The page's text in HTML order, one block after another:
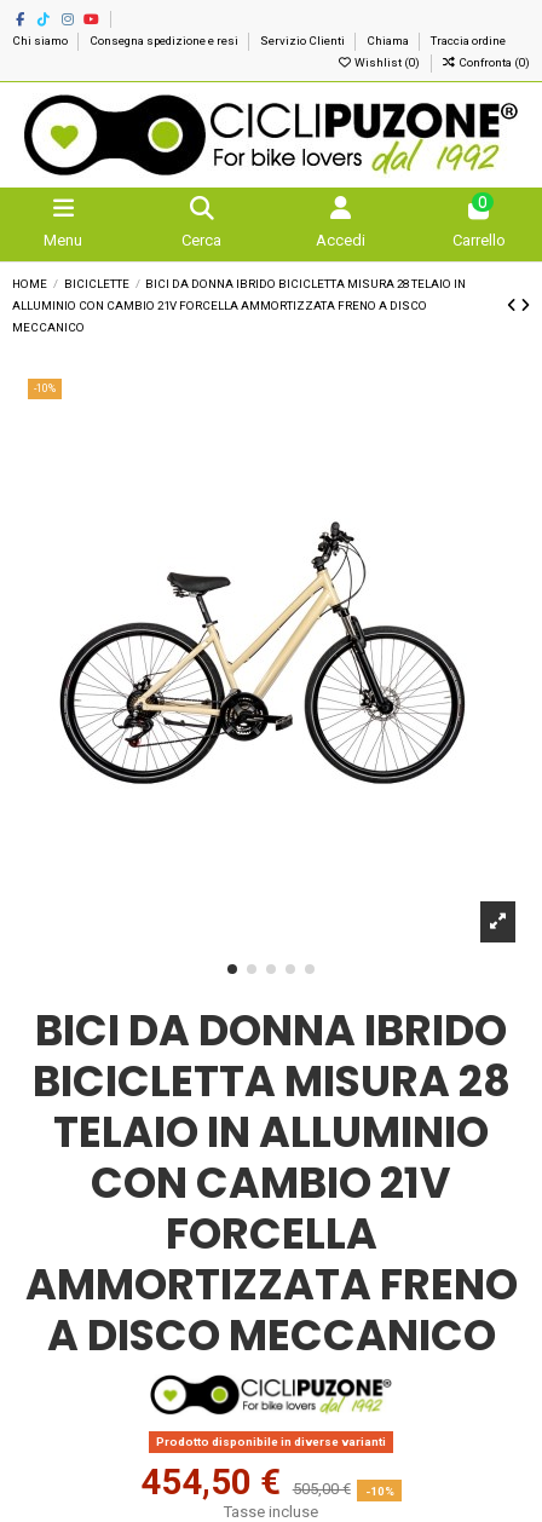
Chi siamo Consegna spedizione e resi Servizio Clienti Chiama
Traccia ordine
Wishlist (0) Confronta (0)
Menu Cerca Accedi
0
Carrello
HOME BICICLETTE
BICI DA DONNA IBRIDO BICICLETTA MISURA 28 TELAIO IN
ALLUMINIO CON CAMBIO 21V FORCELLA AMMORTIZZATA FRENO A DISCO
MECCANICO
-10%
BICI DA DONNA IBRIDO
BICICLETTA MISURA 28
TELAIO IN ALLUMINIO
CON CAMBIO 21V
FORCELLA
AMMORTIZZATA FRENO
A DISCO MECCANICO
Prodotto disponibile in diverse varianti
454,50 € 505,00 € -10%
Tasse incluse